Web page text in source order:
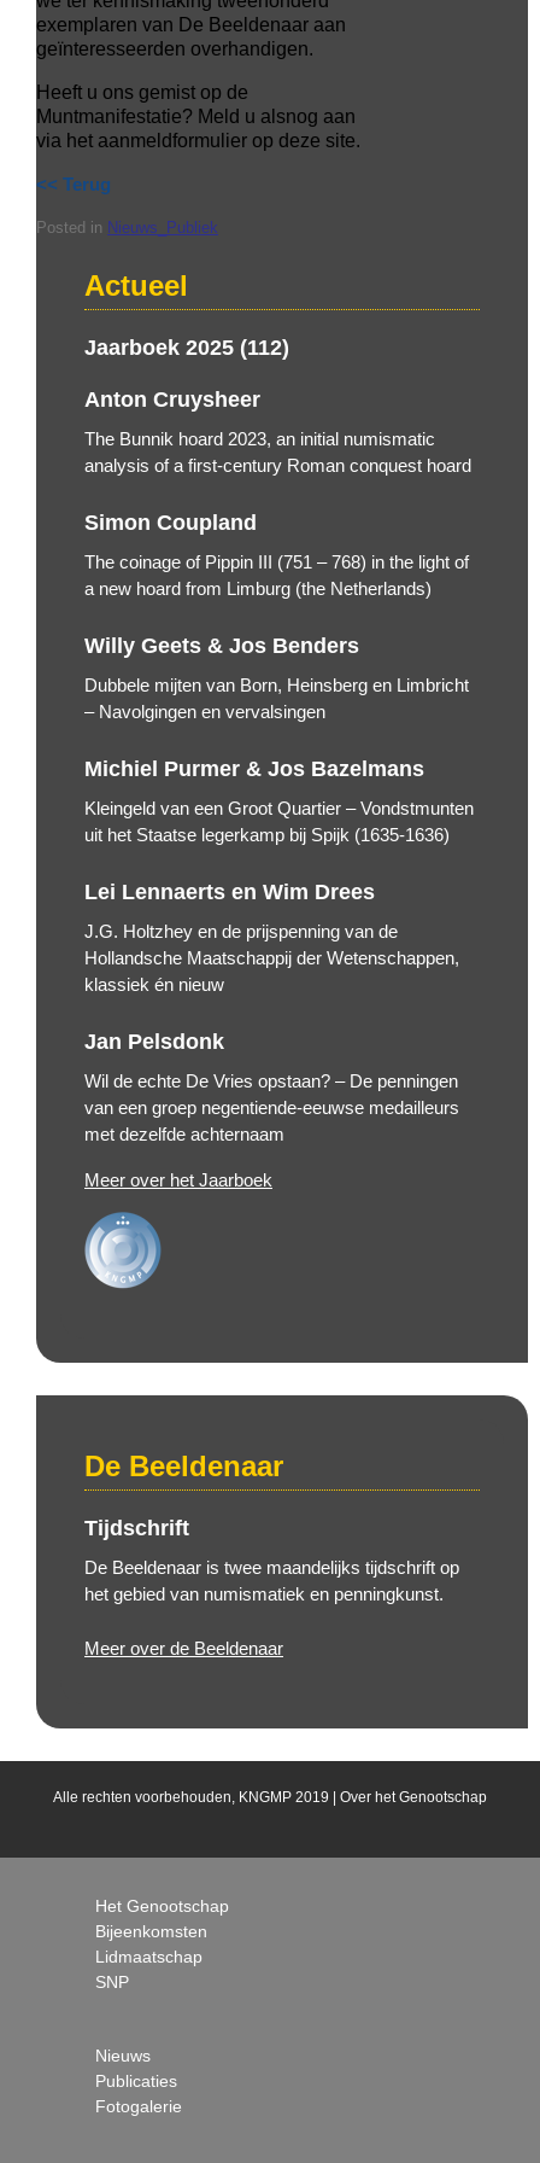
exemplaren van De Beeldenaar aan
geïnteresseerden overhandigen.
Heeft u ons gemist op de
Muntmanifestatie? Meld u alsnog aan
via het aanmeldformulier op deze site.
<< Terug
Posted in Nieuws_Publiek
Actueel
Jaarboek 2025 (112)
Anton Cruysheer
The Bunnik hoard 2023, an initial numismatic
analysis of a first-century Roman conquest hoard
Simon Coupland
The coinage of Pippin III (751 – 768) in the light of
a new hoard from Limburg (the Netherlands)
Willy Geets & Jos Benders
Dubbele mijten van Born, Heinsberg en Limbricht
– Navolgingen en vervalsingen
Michiel Purmer & Jos Bazelmans
Kleingeld van een Groot Quartier – Vondstmunten
uit het Staatse legerkamp bij Spijk (1635-1636)
Lei Lennaerts en Wim Drees
J.G. Holtzhey en de prijspenning van de
Hollandsche Maatschappij der Wetenschappen,
klassiek én nieuw
Jan Pelsdonk
Wil de echte De Vries opstaan? – De penningen
van een groep negentiende-eeuwse medailleurs
met dezelfde achternaam
Meer over het Jaarboek
De Beeldenaar
Tijdschrift
De Beeldenaar is twee maandelijks tijdschrift op
het gebied van numismatiek en penningkunst.
Meer over de Beeldenaar
Het Genootschap
Bijeenkomsten
Lidmaatschap
SNP
Nieuws
Publicaties
Fotogalerie
Alle rechten voorbehouden, KNGMP 2019 | Over het Genootschap